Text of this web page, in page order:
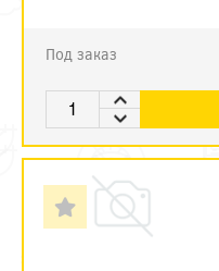
Под заказ